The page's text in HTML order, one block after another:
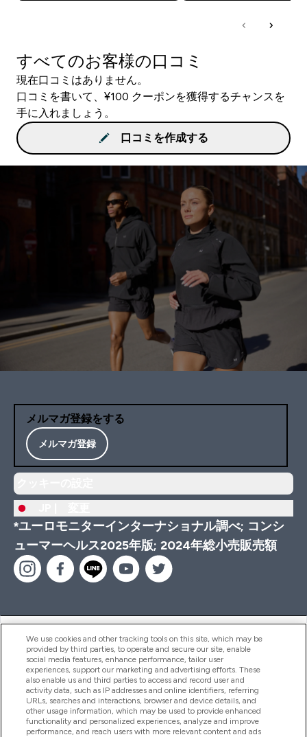
すべてのお客様の口コミ
現在口コミはありません。
口コミを書いて、¥100 クーポンを獲得するチャンスを
手に入れましょう。
口コミを作成する
メルマガ登録をする
メルマガ登録
*ユーロモニターインターナショナル調べ; コンシ
ューマーヘルス2025年版; 2024年総小売販売額
ヘルプ＆ガイド
商品について
会社概要
We use cookies and other tracking tools on this site, which may be
provided by third parties, to operate and secure our site, enable
social media features, enhance performance, tailor user
experiences, support our marketing and advertising efforts. These
also enable us and third parties to access and record user and
activity data, such as IP addresses and online identifiers, referring
URLs, searches and interactions, browser and device details, and
other usage information, which may be used to provide enhanced
functionality and personalized experiences, analyze and improve
performance, and reach users with more relevant content and ads